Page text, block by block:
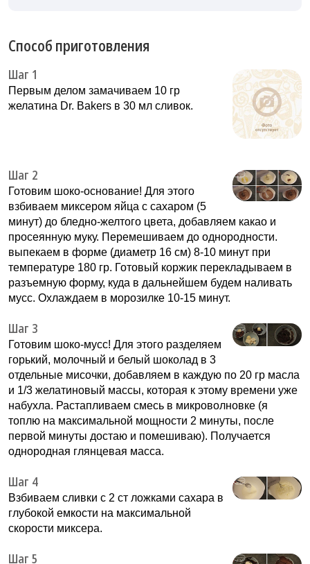
Способ приготовления
Шаг 1
Первым делом замачиваем 10 гр
желатина Dr. Bakers в 30 мл сливок.
Шаг 2
Готовим шоко-основание! Для этого
взбиваем миксером яйца с сахаром (5
минут) до бледно-желтого цвета, добавляем какао и
просеянную муку. Перемешиваем до однородности.
выпекаем в форме (диаметр 16 см) 8-10 минут при
температуре 180 гр. Готовый коржик перекладываем в
разъемную форму, куда в дальнейшем будем наливать
мусс. Охлаждаем в морозилке 10-15 минут.
Шаг 3
Готовим шоко-мусс! Для этого разделяем
горький, молочный и белый шоколад в 3
отдельные мисочки, добавляем в каждую по 20 гр масла
и 1/3 желатиновый массы, которая к этому времени уже
набухла. Растапливаем смесь в микроволновке (я
топлю на максимальной мощности 2 минуты, после
первой минуты достаю и помешиваю). Получается
однородная глянцевая масса.
Шаг 4
Взбиваем сливки с 2 ст ложками сахара в
глубокой емкости на максимальной
скорости миксера.
Шаг 5